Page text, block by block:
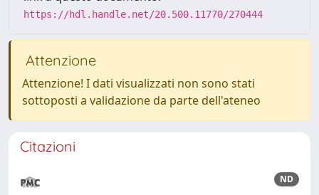
https://hdl.handle.net/20.500.11770/270444
Attenzione
Attenzione! I dati visualizzati non sono stati
sottoposti a validazione da parte dell'ateneo
Citazioni
ND